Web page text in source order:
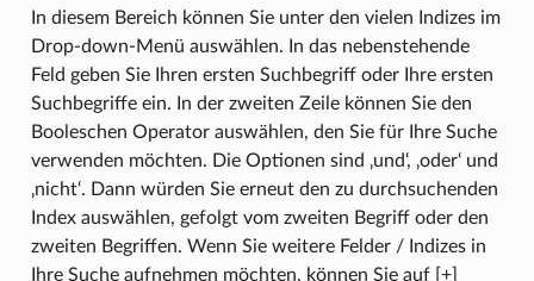
In diesem Bereich können Sie unter den vielen Indizes im
Drop-down-Menü auswählen. In das nebenstehende
Feld geben Sie Ihren ersten Suchbegriff oder Ihre ersten
Suchbegriffe ein. In der zweiten Zeile können Sie den
Booleschen Operator auswählen, den Sie für Ihre Suche
verwenden möchten. Die Optionen sind ‚und‘, ‚oder‘ und
‚nicht‘. Dann würden Sie erneut den zu durchsuchenden
Index auswählen, gefolgt vom zweiten Begriff oder den
zweiten Begriffen. Wenn Sie weitere Felder / Indizes in
Ihre Suche aufnehmen möchten, können Sie auf [+]